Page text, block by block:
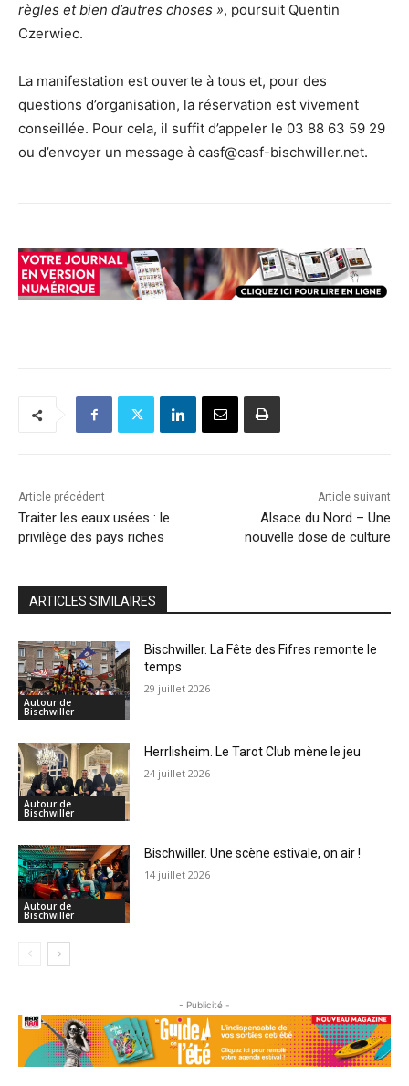
règles et bien d’autres choses », poursuit Quentin
Czerwiec.
La manifestation est ouverte à tous et, pour des
questions d’organisation, la réservation est vivement
conseillée. Pour cela, il suffit d’appeler le 03 88 63 59 29
ou d’envoyer un message à casf@casf-bischwiller.net.
Article précédent
Traiter les eaux usées : le
privilège des pays riches
Article suivant
Alsace du Nord – Une
nouvelle dose de culture
ARTICLES SIMILAIRES
Autour de
Bischwiller
Bischwiller. La Fête des Fifres remonte le
temps
29 juillet 2026
Autour de
Bischwiller
Herrlisheim. Le Tarot Club mène le jeu
24 juillet 2026
Autour de
Bischwiller
Bischwiller. Une scène estivale, on air !
14 juillet 2026
- Publicité -